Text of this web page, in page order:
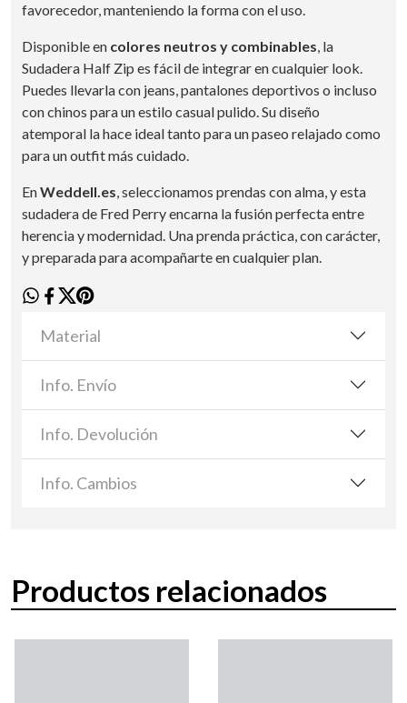
favorecedor, manteniendo la forma con el uso.
Disponible en colores neutros y combinables , la
Sudadera Half Zip es fácil de integrar en cualquier look.
Puedes llevarla con jeans, pantalones deportivos o incluso
con chinos para un estilo casual pulido. Su diseño
atemporal la hace ideal tanto para un paseo relajado como
para un outfit más cuidado.
EnWeddell.es , seleccionamos prendas con alma, y esta
sudadera de Fred Perry encarna la fusión perfecta entre
herencia y modernidad. Una prenda práctica, con carácter,
y preparada para acompañarte en cualquier plan.
Material
Info. Envío
Info. Devolución
Info. Cambios
Productos relacionados